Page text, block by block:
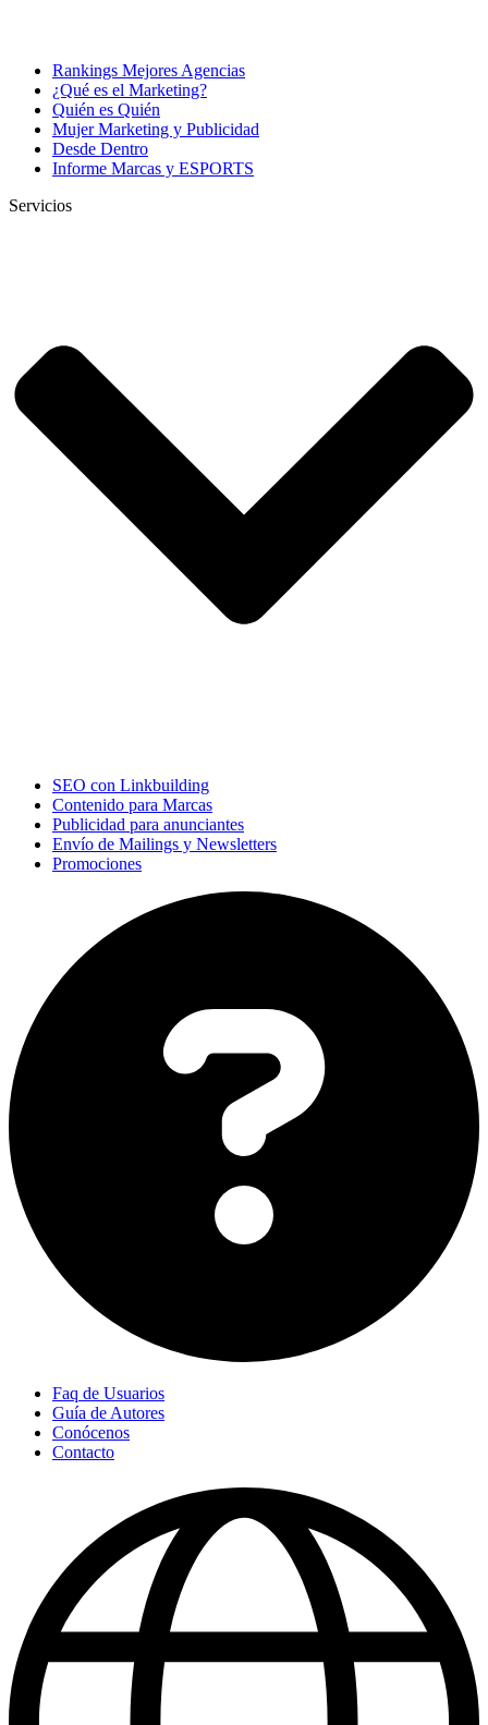
Rankings Mejores Agencias
¿Qué es el Marketing?
Quién es Quién
Mujer Marketing y Publicidad
Desde Dentro
Informe Marcas y ESPORTS
Servicios
SEO con Linkbuilding
Contenido para Marcas
Publicidad para anunciantes
Envío de Mailings y Newsletters
Promociones
Faq de Usuarios
Guía de Autores
Conócenos
Contacto